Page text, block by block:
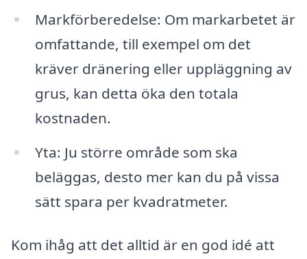
Markförberedelse: Om markarbetet är
omfattande, till exempel om det
kräver dränering eller uppläggning av
grus, kan detta öka den totala
kostnaden.
Yta: Ju större område som ska
beläggas, desto mer kan du på vissa
sätt spara per kvadratmeter.
Kom ihåg att det alltid är en god idé att